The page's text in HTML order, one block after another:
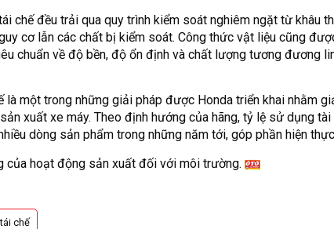
chế đều trải qua quy trình kiểm soát nghiêm ngặt từ khâu
cơ lẫn các chất bị kiểm soát. Công thức vật liệu cũng
chuẩn về độ bền, độ ổn định và chất lượng tương đương
là một trong những giải pháp được Honda triển khai nhằm
xuất xe máy. Theo định hướng của hãng, tỷ lệ sử dụng tài
dòng sản phẩm trong những năm tới, góp phần hiện
của hoạt động sản xuất đối với môi trường.
chế